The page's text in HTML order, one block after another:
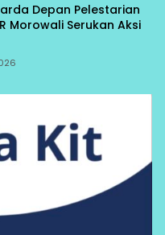
Depan Pelestarian
Morowali Serukan Aksi